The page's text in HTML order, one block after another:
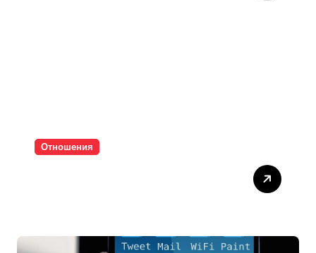
Отношения